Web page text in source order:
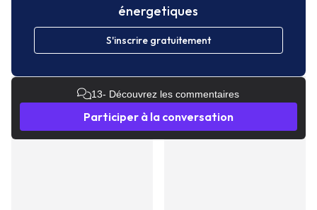
énergetiques
S'inscrire gratuitement
13- Découvrez les commentaires
Participer à la conversation